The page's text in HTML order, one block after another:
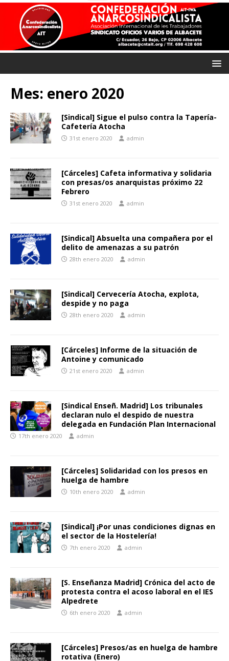
Mes: enero 2020
[Sindical] Sigue el pulso contra la Tapería-
Cafetería Atocha
31st enero 2020 admin
[Cárceles] Cafeta informativa y solidaria
con presas/os anarquistas próximo 22
Febrero
31st enero 2020 admin
[Sindical] Absuelta una compañera por el
delito de amenazas a su patrón
28th enero 2020 admin
[Sindical] Cervecería Atocha, explota,
despide y no paga
28th enero 2020 admin
[Cárceles] Informe de la situación de
Antoine y comunicado
21st enero 2020 admin
[Sindical Enseñ. Madrid] Los tribunales
declaran nulo el despido de nuestra
delegada en Fundación Plan Internacional
17th enero 2020 admin
[Cárceles] Solidaridad con los presos en
huelga de hambre
10th enero 2020 admin
[Sindical] ¡Por unas condiciones dignas en
el sector de la Hostelería!
7th enero 2020 admin
[S. Enseñanza Madrid] Crónica del acto de
protesta contra el acoso laboral en el IES
Alpedrete
6th enero 2020 admin
[Cárceles] Presos/as en huelga de hambre
rotativa (Enero)